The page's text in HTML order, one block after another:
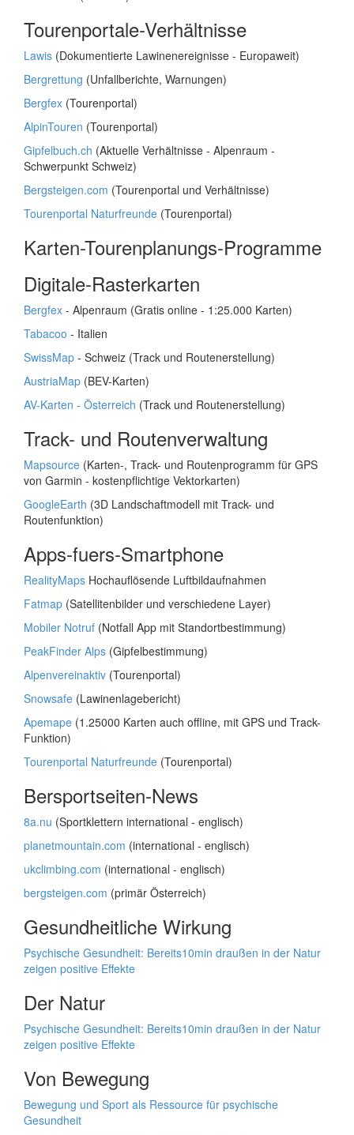
Tourenportale-Verhältnisse
Lawis (Dokumentierte Lawinenereignisse - Europaweit)
Bergrettung (Unfallberichte, Warnungen)
Bergfex (Tourenportal)
AlpinTouren (Tourenportal)
Gipfelbuch.ch (Aktuelle Verhältnisse - Alpenraum -
Schwerpunkt Schweiz)
Bergsteigen.com (Tourenportal und Verhältnisse)
Tourenportal Naturfreunde (Tourenportal)
Karten-Tourenplanungs-Programme
Digitale-Rasterkarten
Bergfex - Alpenraum (Gratis online - 1:25.000 Karten)
Tabacoo - Italien
SwissMap - Schweiz (Track und Routenerstellung)
AustriaMap (BEV-Karten)
AV-Karten - Österreich (Track und Routenerstellung)
Track- und Routenverwaltung
Mapsource (Karten-, Track- und Routenprogramm für GPS
von Garmin - kostenpflichtige Vektorkarten)
GoogleEarth (3D Landschaftmodell mit Track- und
Routenfunktion)
Apps-fuers-Smartphone
RealityMaps Hochauflösende Luftbildaufnahmen
Fatmap (Satellitenbilder und verschiedene Layer)
Mobiler Notruf (Notfall App mit Standortbestimmung)
PeakFinder Alps (Gipfelbestimmung)
Alpenvereinaktiv (Tourenportal)
Snowsafe (Lawinenlagebericht)
Apemape (1.25000 Karten auch offline, mit GPS und Track-
Funktion)
Tourenportal Naturfreunde (Tourenportal)
Bersportseiten-News
8a.nu (Sportklettern international - englisch)
planetmountain.com (international - englisch)
ukclimbing.com (international - englisch)
bergsteigen.com (primär Österreich)
Gesundheitliche Wirkung
Psychische Gesundheit: Bereits10min draußen in der Natur
zeigen positive Effekte
Der Natur
Psychische Gesundheit: Bereits10min draußen in der Natur
zeigen positive Effekte
Von Bewegung
Bewegung und Sport als Ressource für psychische
Gesundheit